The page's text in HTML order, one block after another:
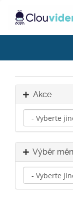
Akce
Výběr